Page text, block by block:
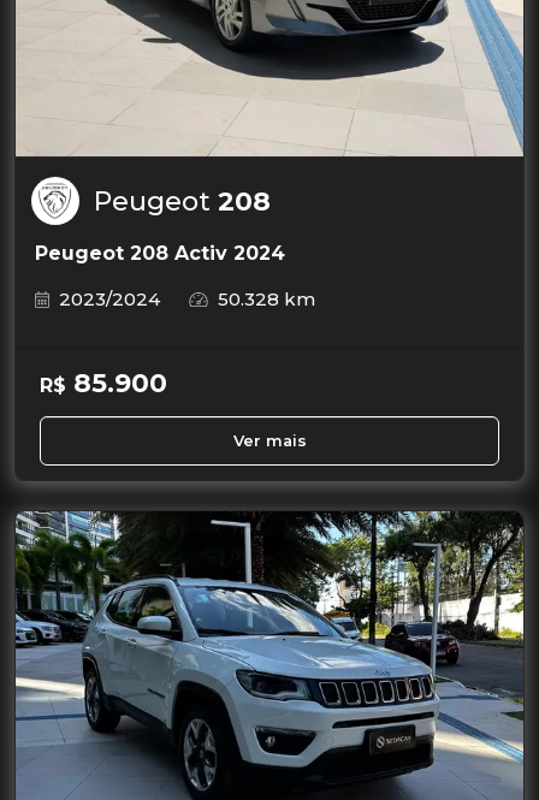
Peugeot 208
Peugeot 208 Activ 2024
2023/2024
50.328 km
R$ 85.900
Ver mais